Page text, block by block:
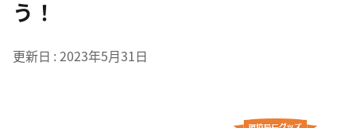
う！
更新日 2023年5月31日